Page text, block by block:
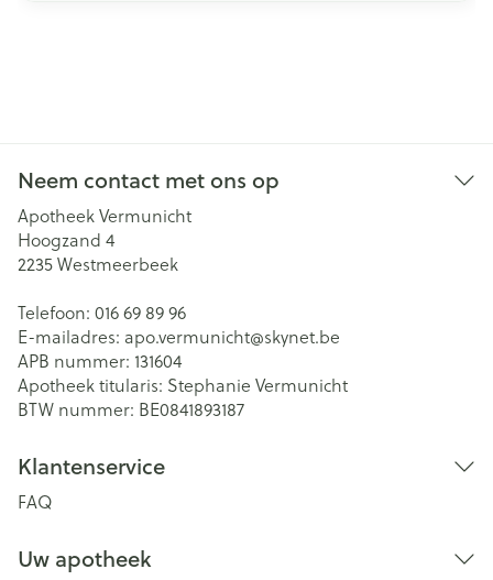
Neem contact met ons op
Apotheek Vermunicht
Hoogzand 4
2235Westmeerbeek
Telefoon: 016 69 89 96
E-mailadres: apo.vermunicht@skynet.be
APB nummer: 131604
Apotheek titularis: Stephanie Vermunicht
BTW nummer: BE0841893187
Klantenservice
FAQ
Uw apotheek